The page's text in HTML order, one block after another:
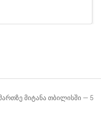
მიტანა თბილისში — 5